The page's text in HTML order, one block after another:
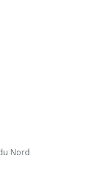
Nord